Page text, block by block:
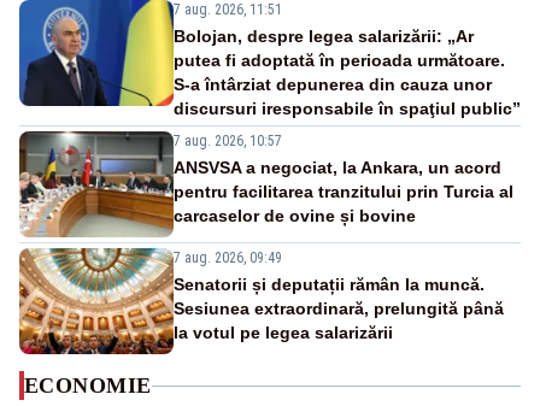
7 aug. 2026, 11:51
Bolojan, despre legea salarizării: „Ar
putea fi adoptată în perioada următoare.
S-a întârziat depunerea din cauza unor
discursuri iresponsabile în spaţiul public”
7 aug. 2026, 10:57
ANSVSA a negociat, la Ankara, un acord
pentru facilitarea tranzitului prin Turcia al
carcaselor de ovine și bovine
7 aug. 2026, 09:49
Senatorii și deputații rămân la muncă.
Sesiunea extraordinară, prelungită până
la votul pe legea salarizării
ECONOMIE